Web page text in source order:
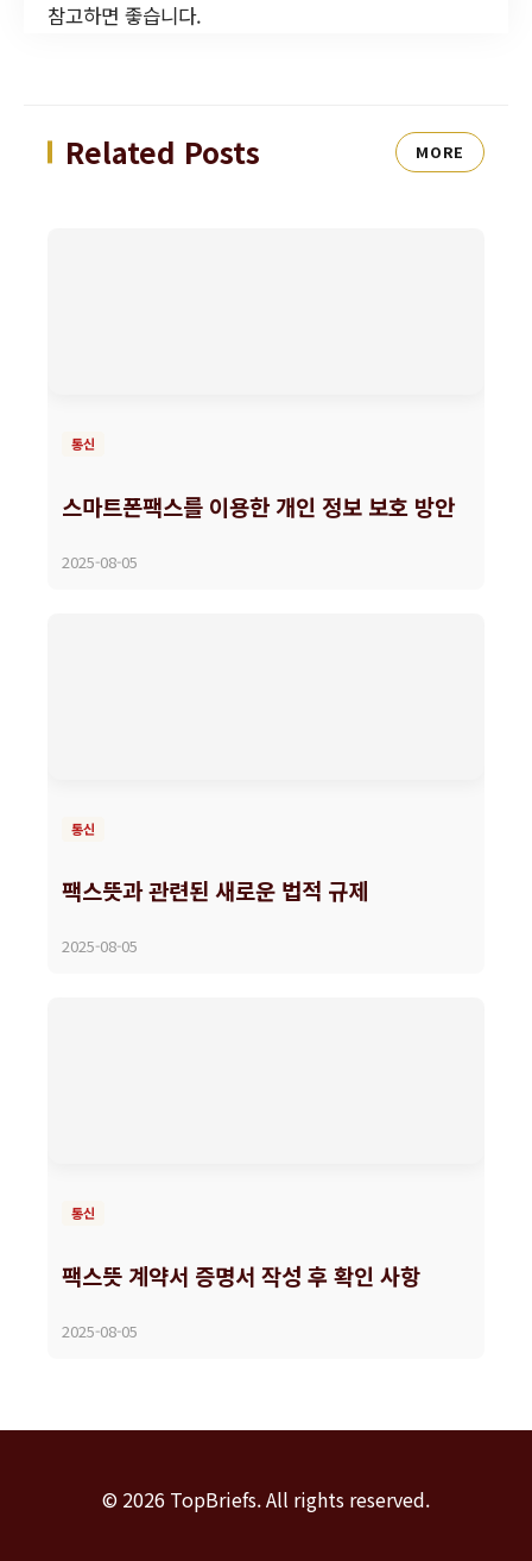
참고하면 좋습니다.
Related Posts MORE
통신
스마트폰팩스를 이용한 개인 정보 보호 방안
2025-08-05
통신
팩스뜻과 관련된 새로운 법적 규제
2025-08-05
통신
팩스뜻 계약서 증명서 작성 후 확인 사항
2025-08-05
© 2026 TopBriefs. All rights reserved.